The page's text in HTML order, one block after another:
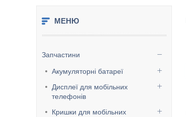
Запчастини
Акумуляторні батареї
Дисплеї для мобільних
телефонів
Кришки для мобільних